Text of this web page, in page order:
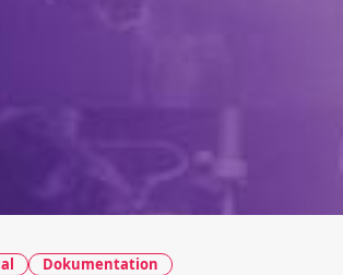
Dokumentation